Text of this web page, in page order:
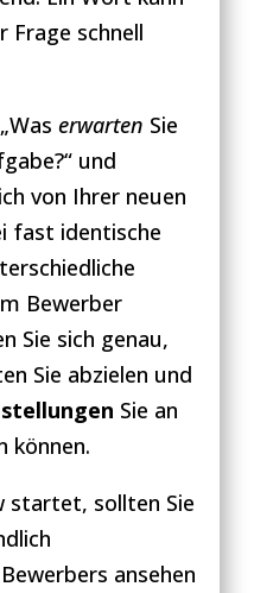
Frage schnell
erwarten Sie
und
von Ihrer neuen
fast identische
Bewerber
Sie sich genau,
Sie abzielen und
Sie an
können.
startet, sollten Sie
ansehen